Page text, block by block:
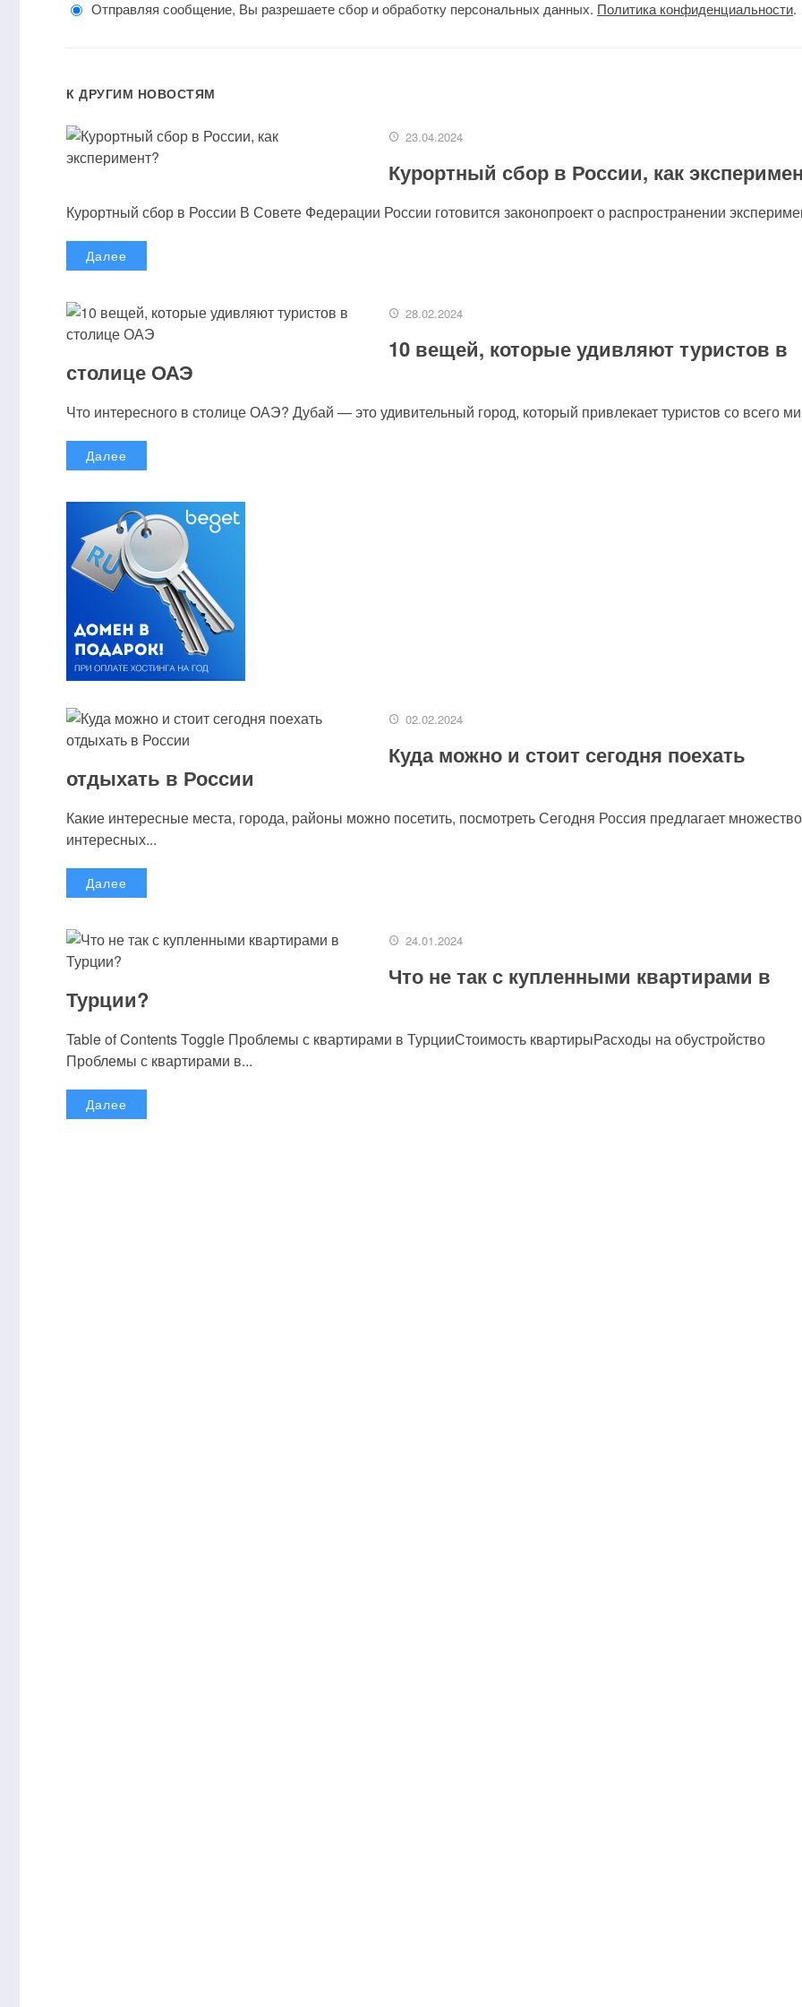
Отправляя сообщение, Вы разрешаете сбор и обработку персональных данных. Политика конфиденциальности.
К ДРУГИМ НОВОСТЯМ
23.04.2024
Курортный сбор в России, как
Курортный сбор в России В Совете Федерации России готовится законопроект о распространении
Далее
28.02.2024
10 вещей, которые удивляют туристов в
столице ОАЭ
Что интересного в столице ОАЭ? Дубай — это удивительный город, который привлекает туристов со всего
Далее
02.02.2024
Куда можно и стоит сегодня поехать
отдыхать в России
Какие интересные места, города, районы можно посетить, посмотреть Сегодня Россия предлагает множество
интересных...
Далее
24.01.2024
Что не так с купленными квартирами в
Турции?
Table of Contents Toggle Проблемы с квартирами в ТурцииСтоимость квартирыРасходы на обустройство
Проблемы с квартирами в...
Далее